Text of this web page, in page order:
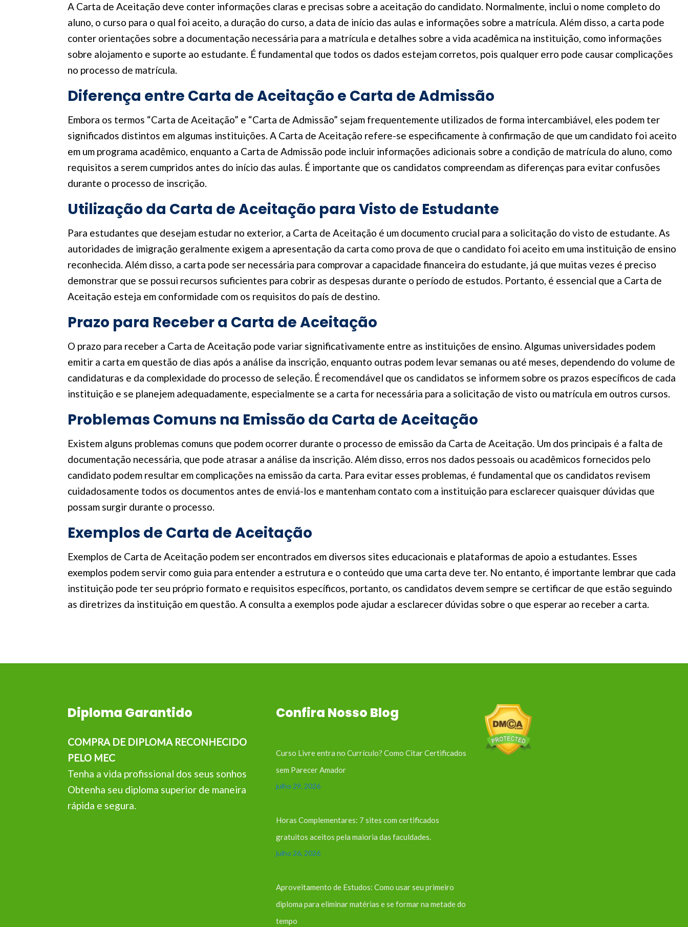
A Carta de Aceitação deve conter informações claras e precisas sobre a aceitação do candidato. Normalmente, inclui o nome completo do
aluno, o curso para o qual foi aceito, a duração do curso, a data de início das aulas e informações sobre a matrícula. Além disso, a carta pode
conter orientações sobre a documentação necessária para a matrícula e detalhes sobre a vida acadêmica na instituição, como informações
sobre alojamento e suporte ao estudante. É fundamental que todos os dados estejam corretos, pois qualquer erro pode causar complicações
no processo de matrícula.
Diferença entre Carta de Aceitação e Carta de Admissão
Embora os termos “Carta de Aceitação” e “Carta de Admissão” sejam frequentemente utilizados de forma intercambiável, eles podem ter
significados distintos em algumas instituições. A Carta de Aceitação refere-se especificamente à confirmação de que um candidato foi aceito
em um programa acadêmico, enquanto a Carta de Admissão pode incluir informações adicionais sobre a condição de matrícula do aluno, como
requisitos a serem cumpridos antes do início das aulas. É importante que os candidatos compreendam as diferenças para evitar confusões
durante o processo de inscrição.
Utilização da Carta de Aceitação para Visto de Estudante
Para estudantes que desejam estudar no exterior, a Carta de Aceitação é um documento crucial para a solicitação do visto de estudante. As
autoridades de imigração geralmente exigem a apresentação da carta como prova de que o candidato foi aceito em uma instituição de ensino
reconhecida. Além disso, a carta pode ser necessária para comprovar a capacidade financeira do estudante, já que muitas vezes é preciso
demonstrar que se possui recursos suficientes para cobrir as despesas durante o período de estudos. Portanto, é essencial que a Carta de
Aceitação esteja em conformidade com os requisitos do país de destino.
Prazo para Receber a Carta de Aceitação
O prazo para receber a Carta de Aceitação pode variar significativamente entre as instituições de ensino. Algumas universidades podem
emitir a carta em questão de dias após a análise da inscrição, enquanto outras podem levar semanas ou até meses, dependendo do volume de
candidaturas e da complexidade do processo de seleção. É recomendável que os candidatos se informem sobre os prazos específicos de cada
instituição e se planejem adequadamente, especialmente se a carta for necessária para a solicitação de visto ou matrícula em outros cursos.
Problemas Comuns na Emissão da Carta de Aceitação
Existem alguns problemas comuns que podem ocorrer durante o processo de emissão da Carta de Aceitação. Um dos principais é a falta de
documentação necessária, que pode atrasar a análise da inscrição. Além disso, erros nos dados pessoais ou acadêmicos fornecidos pelo
candidato podem resultar em complicações na emissão da carta. Para evitar esses problemas, é fundamental que os candidatos revisem
cuidadosamente todos os documentos antes de enviá-los e mantenham contato com a instituição para esclarecer quaisquer dúvidas que
possam surgir durante o processo.
Exemplos de Carta de Aceitação
Exemplos de Carta de Aceitação podem ser encontrados em diversos sites educacionais e plataformas de apoio a estudantes. Esses
exemplos podem servir como guia para entender a estrutura e o conteúdo que uma carta deve ter. No entanto, é importante lembrar que cada
instituição pode ter seu próprio formato e requisitos específicos, portanto, os candidatos devem sempre se certificar de que estão seguindo
as diretrizes da instituição em questão. A consulta a exemplos pode ajudar a esclarecer dúvidas sobre o que esperar ao receber a carta.
Diploma Garantido
COMPRA DE DIPLOMA RECONHECIDO
PELO MEC
Tenha a vida profissional dos seus sonhos
Obtenha seu diploma superior de maneira
rápida e segura.
Confira Nosso Blog
Curso Livre entra no Currículo? Como Citar Certificados
sem Parecer Amador
julho 29, 2026
Horas Complementares: 7 sites com certificados
gratuitos aceitos pela maioria das faculdades.
julho 26, 2026
Aproveitamento de Estudos: Como usar seu primeiro
diploma para eliminar matérias e se formar na metade do
tempo